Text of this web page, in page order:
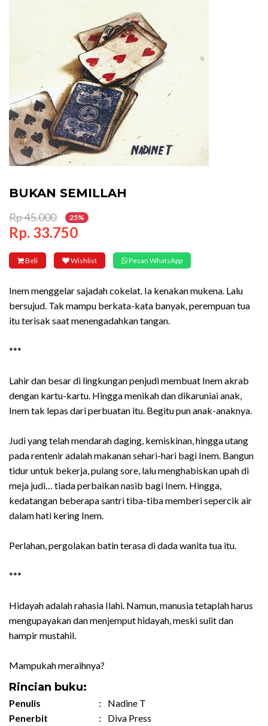
BUKAN SEMILLAH
Rp 45.000 25%
Rp. 33.750
Beli Wishlist Pesan WhatsApp
Inem menggelar sajadah cokelat. Ia kenakan mukena. Lalu
bersujud. Tak mampu berkata-kata banyak, perempuan tua
itu terisak saat menengadahkan tangan.
***
Lahir dan besar di lingkungan penjudi membuat Inem akrab
dengan kartu-kartu. Hingga menikah dan dikaruniai anak,
Inem tak lepas dari perbuatan itu. Begitu pun anak-anaknya.
Judi yang telah mendarah daging, kemiskinan, hingga utang
pada rentenir adalah makanan sehari-hari bagi Inem. Bangun
tidur untuk bekerja, pulang sore, lalu menghabiskan upah di
meja judi… tiada perbaikan nasib bagi Inem. Hingga,
kedatangan beberapa santri tiba-tiba memberi sepercik air
dalam hati kering Inem.
Perlahan, pergolakan batin terasa di dada wanita tua itu.
***
Hidayah adalah rahasia Ilahi. Namun, manusia tetaplah harus
mengupayakan dan menjemput hidayah, meski sulit dan
hampir mustahil.
Mampukah meraihnya?
Rincian buku:
Penulis :
Nadine T
Penerbit
:
Diva Press